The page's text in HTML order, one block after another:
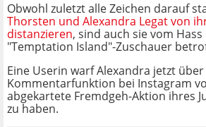
Obwohl zuletzt alle Zeichen darauf
Thorsten und Alexandra Legat von
distanzieren, sind auch sie vom
"Temptation Island"-Zuschauer
Eine Userin warf Alexandra jetzt
Kommentarfunktion bei Instagram
abgekartete Fremdgeh-Aktion ihres
zu haben.